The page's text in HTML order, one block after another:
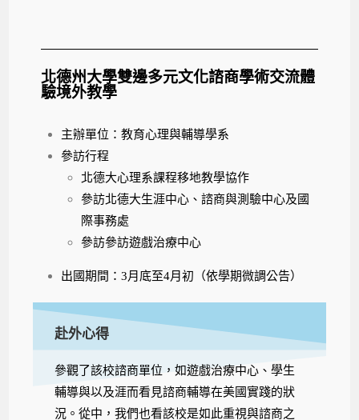
北德州大學雙邊多元文化諮商學術交流體
驗境外教學
主辦單位：教育心理與輔導學系
參訪行程
北德大心理系課程移地教學協作
參訪北德大生涯中心、諮商與測驗中心及國
際事務處
參訪參訪遊戲治療中心
出國期間：3月底至4月初（依學期微調公告）
赴外心得
參觀了該校諮商單位，如遊戲治療中心、學生
輔導與以及涯而看見諮商輔導在美國實踐的狀
況。從中，我們也看該校是如此重視與諮商之